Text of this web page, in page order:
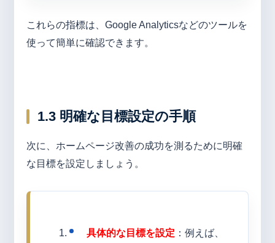
これらの指標は、Google Analyticsなどのツールを
使って簡単に確認できます。
1.3 明確な目標設定の手順
次に、ホームページ改善の成功を測るために明確
な目標を設定しましょう。
具体的な目標を設定 ：例えば、